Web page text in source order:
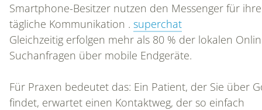
Smartphone-Besitzer nutzen den Messenger für ihre
tägliche Kommunikation . superchat
Gleichzeitig erfolgen mehr als 80 % der lokalen
Suchanfragen über mobile Endgeräte.
Für Praxen bedeutet das: Ein Patient, der Sie über
findet, erwartet einen Kontaktweg, der so einfach